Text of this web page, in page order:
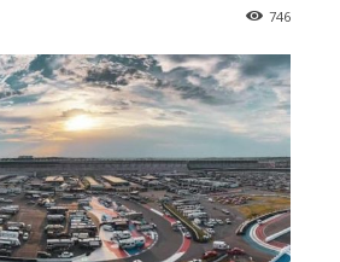
746